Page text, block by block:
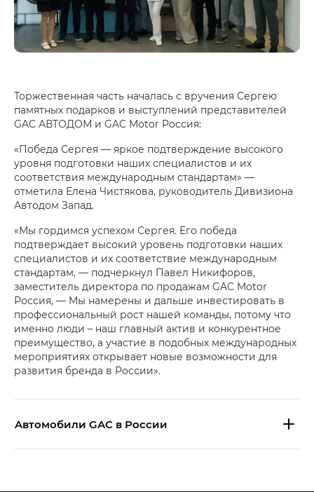
Торжественная часть началась с вручения Сергею
памятных подарков и выступлений представителей
GAC АВТОДОМ и GAC Motor Россия:
«Победа Сергея — яркое подтверждение высокого
уровня подготовки наших специалистов и их
соответствия международным стандартам» —
отметила Елена Чистякова, руководитель Дивизиона
Автодом Запад.
«Мы гордимся успехом Сергея. Его победа
подтверждает высокий уровень подготовки наших
специалистов и их соответствие международным
стандартам, — подчеркнул Павел Никифоров,
заместитель директора по продажам GAC Motor
Россия, — Мы намерены и дальше инвестировать в
профессиональный рост нашей команды, потому что
именно люди – наш главный актив и конкурентное
преимущество, а участие в подобных международных
мероприятиях открывает новые возможности для
развития бренда в России».
Aвтомобили GAC в России